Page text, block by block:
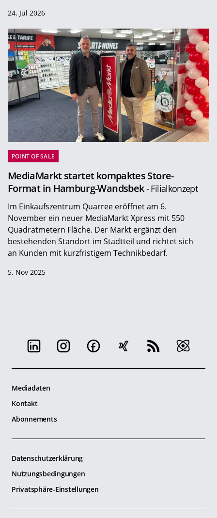
24. Jul 2026
POINT OF SALE
MediaMarkt startet kompaktes Store-
Format in Hamburg-Wandsbek- Filialkonzept
Im Einkaufszentrum Quarree eröffnet am 6.
November ein neuer MediaMarkt Xpress mit 550
Quadratmetern Fläche. Der Markt ergänzt den
bestehenden Standort im Stadtteil und richtet sich
an Kunden mit kurzfristigem Technikbedarf.
5. Nov 2025
Mediadaten
Kontakt
Abonnements
Datenschutzerklärung
Nutzungsbedingungen
Privatsphäre-Einstellungen